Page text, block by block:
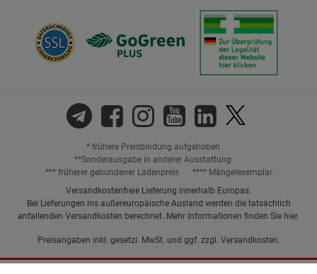
* frühere Preisbindung aufgehoben
**Sonderausgabe in anderer Ausstattung
*** früherer gebundener Ladenpreis
**** Mängelexemplar
Versandkostenfreie Lieferung innerhalb Europas.
Bei Lieferungen ins außereuropäische Ausland werden die tatsächlich
anfallenden Versandkosten berechnet. Mehr Informationen finden Sie hier.
Preisangaben inkl. gesetzl. MwSt. und ggf. zzgl. Versandkosten.